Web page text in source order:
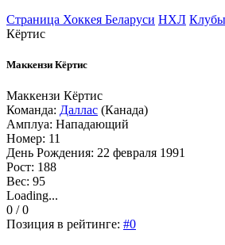
Страница Хоккея Беларуси НХЛ Клубы
Кёртис
Маккензи Кёртис
Маккензи Кёртис
Команда: Даллас (Канада)
Амплуа: Нападающий
Номер: 11
День Рождения: 22 февраля 1991
Рост: 188
Вес: 95
Loading...
0 / 0
Позиция в рейтинге: #0